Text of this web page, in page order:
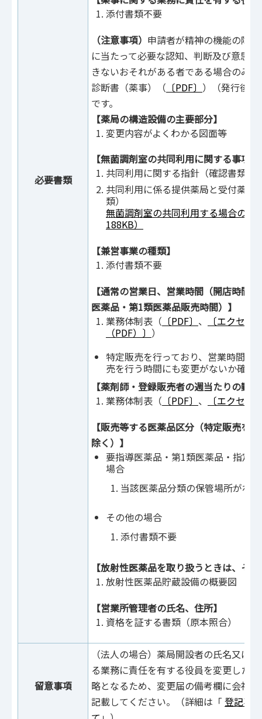
必要書類
添付書類不要
（注意事項） 申請者が精神の機能の障
に当たって必要な認知、判断及び意思
きないおそれがある者である場合のみ
診断書（薬事）（ 〔PDF〕 ）（発行後3
です。
【薬局の構造設備の主要部分】
変更内容がよくわかる図面等
【無菌調剤室の共同利用に関する事項】
共同利用に関する指針（確認書類）
共同利用に係る提供薬局と受付薬局
類）
無菌調剤室の共同利用する場合の手
188KB）
【兼営事業の種類】
添付書類不要
【通常の営業日、営業時間（開店時間
医薬品・第1類医薬品販売時間）】
業務体制表（ 〔PDF〕 、
〔エクセル
（PDF）〕 ）
特定販売を行っており、営業時間等
売を行う時間にも変更がないか確認
【薬剤師・登録販売者の週当たりの勤
業務体制表（ 〔PDF〕 、
〔エクセル
【販売等する医薬品区分（特定販売を
除く）】
要指導医薬品・第1類医薬品・指定
場合
当該医薬品分類の保管場所がわ
その他の場合
添付書類不要
【放射性医薬品を取り扱うときは、そ
放射性医薬品貯蔵設備の概要図
【営業所管理者の氏名、住所】
資格を証する書類（原本照合）
留意事項
（法人の場合）薬局開設者の氏名又は
る業務に責任を有する役員を変更した
略となるため、変更届の備考欄に会社
記載してください。（詳細は「 登記事